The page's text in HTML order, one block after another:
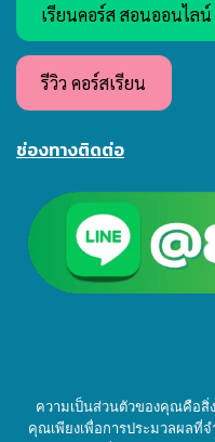
เรียนคอร์ส สอนออนไลน์
รีวิว คอร์สเรียน
ช่องทางติดต่อ
ความเป็นส่วนตัวของคุณคือสิ่
คุณเพียงเพื่อการประมวลผลที่